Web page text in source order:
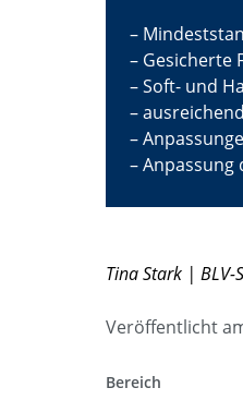
Gesicherte
Soft- und
Anpassung
Tina Stark |
Veröffentlicht
Bereich